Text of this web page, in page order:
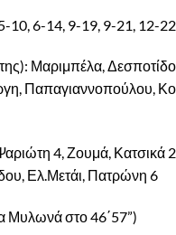
10, 6-14, 9-19, 9-21, 12-22.
Μαριμπέλα,
Παπαγιαννοπούλου,
4, Ζουμά,
Ελ.Μετάι, Πατρώνη 6
Μυλωνά στο 46΄57”)